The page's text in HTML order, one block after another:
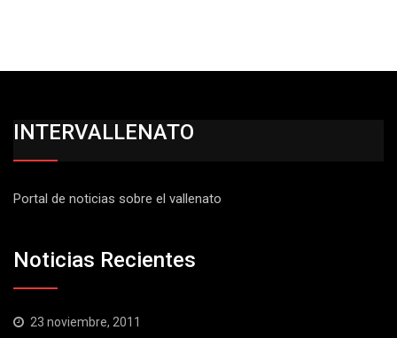
INTERVALLENATO
Portal de noticias sobre el vallenato
Noticias Recientes
23 noviembre, 2011